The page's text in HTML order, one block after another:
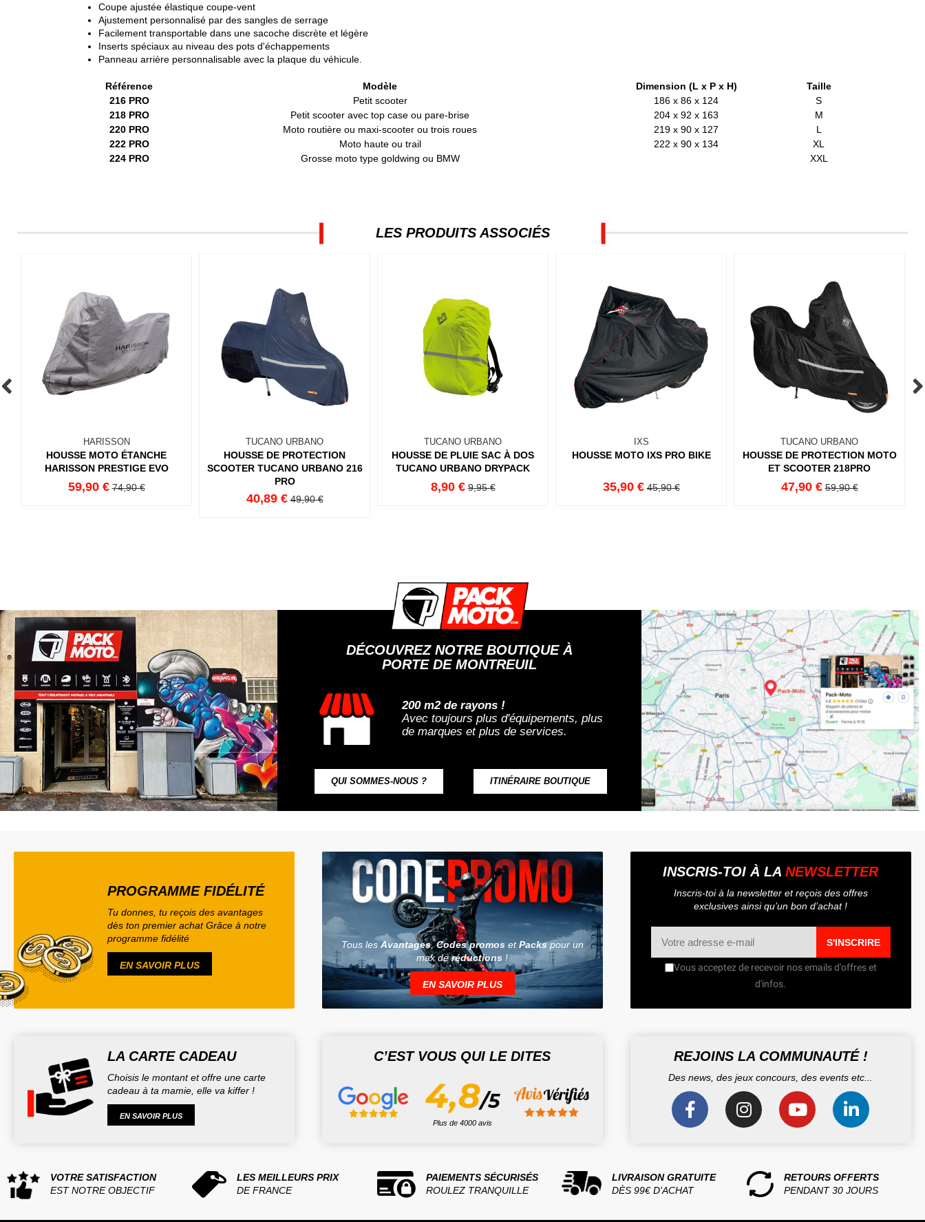
Coupe ajustée élastique coupe-vent
Ajustement personnalisé par des sangles de serrage
Facilement transportable dans une sacoche discrète et légère
Inserts spéciaux au niveau des pots d'échappements
Panneau arrière personnalisable avec la plaque du véhicule.
Référence Modèle Dimension (L x P x H)
Taille
216 PRO
Petit scooter 186 x 86 x 124
S
218 PRO
Petit scooter avec top case ou pare-brise 204 x 92 x 163
M
220 PRO
Moto routière ou maxi-scooter ou trois roues 219 x 90 x 127
L
222 PRO
Moto haute ou trail 222 x 90 x 134
XL
224 PRO
Grosse moto type goldwing ou BMW XXL
LES PRODUITS ASSOCIÉS
HARISSON
HOUSSE MOTO ÉTANCHE
HARISSON PRESTIGE EVO
59,90 € 74,90 €
TUCANO URBANO
HOUSSE DE PROTECTION
SCOOTER TUCANO URBANO 216
PRO
40,89 € 49,90 €
TUCANO URBANO
HOUSSE DE PLUIE SAC À DOS
TUCANO URBANO DRYPACK
8,90 € 9,95 €
IXS
HOUSSE MOTO IXS PRO BIKE
35,90 € 45,90 €
TUCANO URBANO
HOUSSE DE PROTECTION MOTO
ET SCOOTER 218PRO
47,90 € 59,90 €
DÉCOUVREZ NOTRE BOUTIQUE À
PORTE DE MONTREUIL
200 m2 de rayons !
Avec toujours plus d'équipements, plus
de marques et plus de services.
QUI SOMMES-NOUS ? ITINÉRAIRE BOUTIQUE
PROGRAMME FIDÉLITÉ
Tu donnes, tu reçois des avantages
dès ton premier achat Grâce à notre
programme fidélité
EN SAVOIR PLUS
Tous les Avantages,Codes promosetPackspour un
max deréductions !
EN SAVOIR PLUS
INSCRIS-TOI À LANEWSLETTER
Inscris-toi à la newsletter et reçois des offres
exclusives ainsi qu’un bon d’achat !
S'INSCRIRE
Vous acceptez de recevoir nos emails d'offres et
d'infos.
LA CARTE CADEAU
Choisis le montant et offre une carte
cadeau à ta mamie, elle va kiffer !
EN SAVOIR PLUS
C’EST VOUS QUI LE DITES
Plus de 4000 avis
REJOINS LA COMMUNAUTÉ !
Des news, des jeux concours, des events etc...
VOTRE SATISFACTION
EST NOTRE OBJECTIF
LES MEILLEURS PRIX
DE FRANCE
PAIEMENTS SÉCURISÉS
ROULEZ TRANQUILLE
LIVRAISON GRATUITE
DÈS 99€ D'ACHAT
RETOURS OFFERTS
PENDANT 30 JOURS